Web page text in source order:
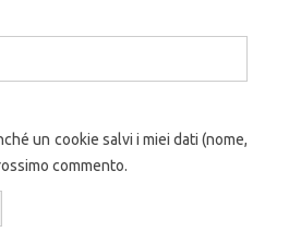
un cookie salvi i miei dati (nome,
commento.